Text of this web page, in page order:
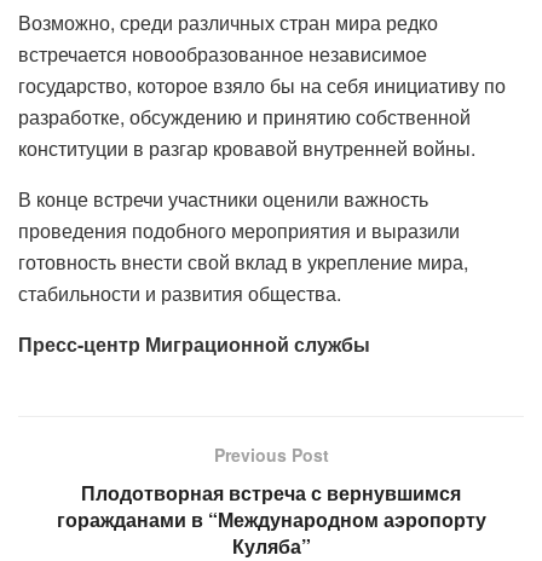
Возможно, среди различных стран мира редко
встречается новообразованное независимое
государство, которое взяло бы на себя инициативу по
разработке, обсуждению и принятию собственной
конституции в разгар кровавой внутренней войны.
В конце встречи участники оценили важность
проведения подобного мероприятия и выразили
готовность внести свой вклад в укрепление мира,
стабильности и развития общества.
Пресс-центр Миграционной службы
Previous Post
Плодотворная встреча с вернувшимся
горажданами в “Международном аэропорту
Куляба”